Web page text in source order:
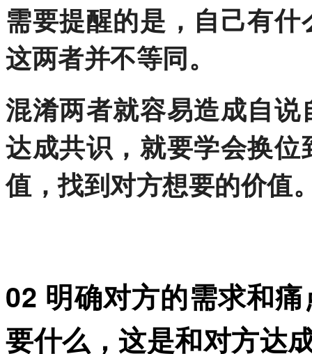
需要提醒的是，自己有
这两者并不等同。
混淆两者就容易造成自
达成共识，就要学会换
值，找到对方想要的价值
02 明确对方的需求和
要什么，这是和对方达